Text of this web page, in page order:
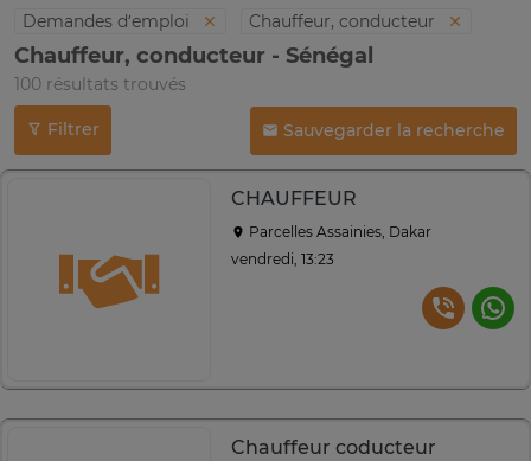
Demandes d’emploi
Chauffeur, conducteur
Chauffeur, conducteur - Sénégal
100 résultats trouvés
Filtrer Sauvegarder la recherche
CHAUFFEUR
Parcelles Assainies, Dakar
vendredi, 13:23
Chauffeur coducteur